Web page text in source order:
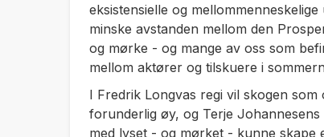
eksistensielle og
minske avstanden mellom den
og mørke - og mange av oss som
mellom aktører og tilskuere i
I Fredrik Longvas regi vil skogen
forunderlig øy, og Terje
med lyset - og mørket - kunne